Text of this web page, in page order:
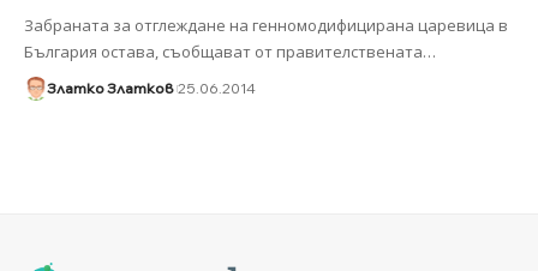
Забраната за отглеждане на генномодифицирана царевица в
България остава, съобщават от правителствената…
Златко Златков 25.06.2014